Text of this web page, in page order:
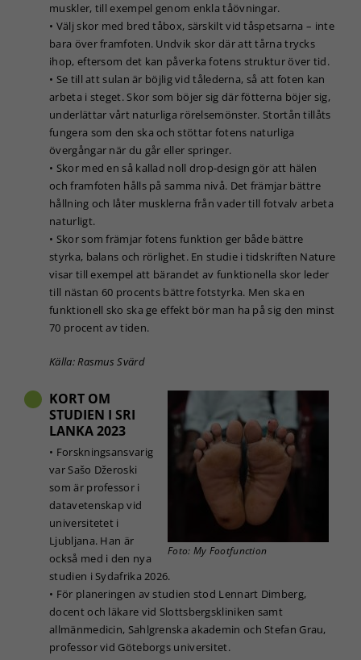
muskler, till exempel genom enkla tåövningar.
• Välj skor med bred tåbox, särskilt vid tåspetsarna – inte
bara över framfoten. Undvik skor där att tårna trycks
ihop, eftersom det kan påverka fotens struktur över tid.
• Se till att sulan är böjlig vid tålederna, så att foten kan
arbeta i steget. Skor som böjer sig där fötterna böjer sig,
underlättar vårt naturliga rörelsemönster. Stortån tillåts
fungera som den ska och stöttar fotens naturliga
övergångar när du går eller springer.
• Skor med en så kallad noll drop-design gör att hälen
och framfoten hålls på samma nivå. Det främjar bättre
hållning och låter musklerna från vader till fotvalv arbeta
naturligt.
• Skor som främjar fotens funktion ger både bättre
styrka, balans och rörlighet. En studie i tidskriften Nature
visar till exempel att bärandet av funktionella skor leder
till nästan 60 procents bättre fotstyrka. Men ska en
funktionell sko ska ge effekt bör man ha på sig den minst
70 procent av tiden.
Källa: Rasmus Svärd
Foto: My Footfunction
KORT OM
STUDIEN I SRI
LANKA 2023
• Forskningsansvarig
var Sašo Džeroski
som är professor i
datavetenskap vid
universitetet i
Ljubljana. Han är
också med i den nya
studien i Sydafrika 2026.
• För planeringen av studien stod Lennart Dimberg,
docent och läkare vid Slottsbergskliniken samt
allmänmedicin, Sahlgrenska akademin och Stefan Grau,
professor vid Göteborgs universitet.
Dessa kakor
går inte att
välja bort. De
behövs för
att hemsidan
över huvud
taget ska
fungera.
Statistik
För att vi ska
förbättra
funktionalitet
och
uppbyggnad,
baserat på
hur
hemsidan
Upplevelse
hemsida ska
prestera så
bra som
möjligt under
ditt besök.
de här
kakorna
kommer viss
funktionalitet
från